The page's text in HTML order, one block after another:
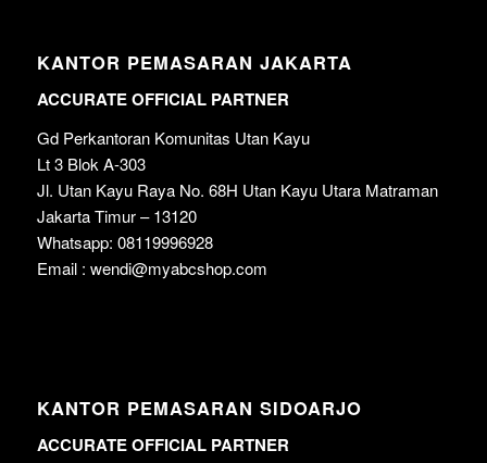
KANTOR PEMASARAN JAKARTA
ACCURATE OFFICIAL PARTNER
Gd Perkantoran Komunitas Utan Kayu
Lt 3 Blok A-303
Jl. Utan Kayu Raya No. 68H Utan Kayu Utara Matraman
Jakarta Timur – 13120
Whatsapp: 08119996928
Email : wendi@myabcshop.com
KANTOR PEMASARAN SIDOARJO
ACCURATE OFFICIAL PARTNER